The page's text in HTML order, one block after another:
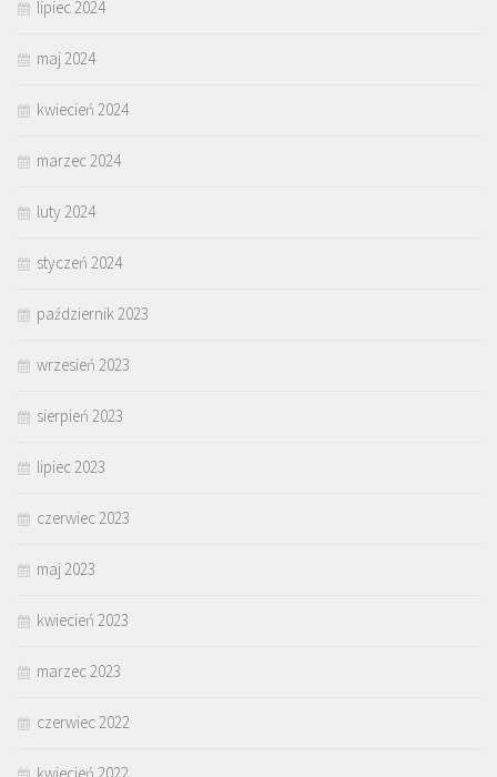
lipiec 2024
maj 2024
kwiecień 2024
marzec 2024
luty 2024
styczeń 2024
październik 2023
wrzesień 2023
sierpień 2023
lipiec 2023
czerwiec 2023
maj 2023
kwiecień 2023
marzec 2023
czerwiec 2022